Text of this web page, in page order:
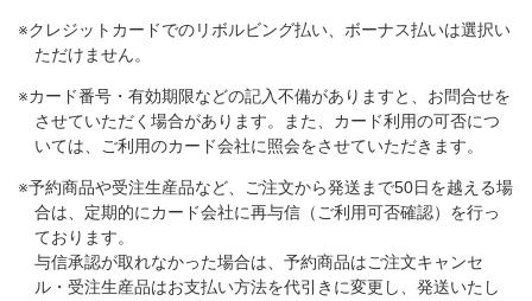
※クレジットカードでのリボルビング払い、ボーナス払いは選択い
ただけません。
※カード番号・有効期限などの記入不備がありますと、お問合せを
させていただく場合があります。また、カード利用の可否につ
いては、ご利用のカード会社に照会をさせていただきます。
※予約商品や受注生産品など、ご注文から発送まで50日を越える場
合は、定期的にカード会社に再与信（ご利用可否確認）を行っ
ております。​
与信承認が取れなかった場合は、予約商品はご注文キャンセ
ル・受注生産品はお支払い方法を代引きに変更し、発送いたし